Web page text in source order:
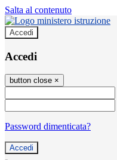
Salta al contenuto
Accedi
Accedi
button close ×
Password dimenticata?